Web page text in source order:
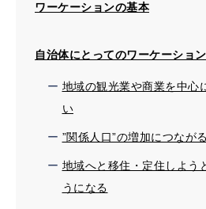
ワーケーションの基本
自治体にとってのワーケーショ
地域の観光業や商業を中心
い
”関係人口”の増加につながる
地域へと移住・定住しよう
うになる